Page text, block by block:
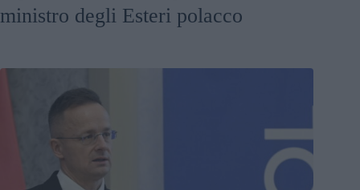
ministro degli Esteri polacco